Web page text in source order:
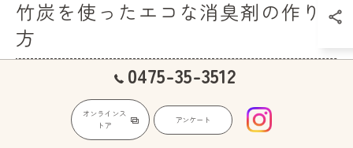
竹炭を使ったエコな消臭剤の作り
方
簡単に作れる竹炭消臭剤のレシピ
竹炭は、その多孔質構造により優れた消臭効果を発揮し
0475-35-3512
オンラインス
トア
アンケート